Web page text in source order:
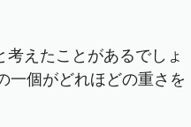
考えたことがあるでしょ
一個がどれほどの重さを